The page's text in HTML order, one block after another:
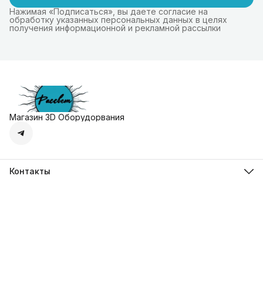
Нажимая «Подписаться», вы даете согласие на
обработку указанных персональных данных в целях
получения информационной и рекламной рассылки
Магазин 3D Оборудорвания
Контакты